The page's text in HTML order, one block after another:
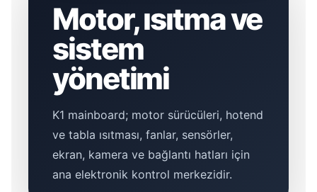
Motor, ısıtma ve
sistem
yönetimi
K1 mainboard; motor sürücüleri, hotend
ve tabla ısıtması, fanlar, sensörler,
ekran, kamera ve bağlantı hatları için
ana elektronik kontrol merkezidir.